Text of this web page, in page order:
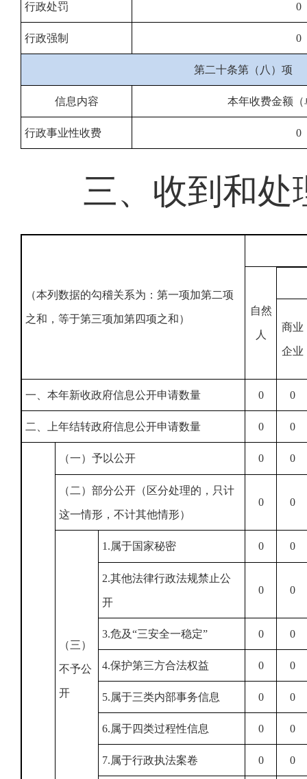
行政处罚 0
行政强制 0
第二十条第（八）项
信息内容 本年收费金额
行政事业性收费 0
三、收到和处
（本列数据的勾稽关系为：第一项加第二项
之和，等于第三项加第四项之和）
自然
人
商业
企业
一、本年新收政府信息公开申请数量 0 0
二、上年结转政府信息公开申请数量 0 0
（一）予以公开 0 0
（二）部分公开（区分处理的，只计
这一情形，不计其他情形）
0 0
（三）
不予公
开
1.属于国家秘密 0 0
2.其他法律行政法规禁止公
开
0 0
3.危及“三安全一稳定” 0 0
4.保护第三方合法权益 0 0
5.属于三类内部事务信息 0 0
6.属于四类过程性信息 0 0
7.属于行政执法案卷 0 0